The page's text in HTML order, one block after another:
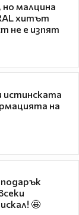
но малцина
хитът
не е изпят
истинската
на
🤩